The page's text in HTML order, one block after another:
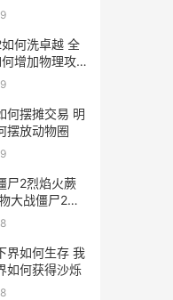
何洗卓越 全
增加物理攻
何摆摊交易 明
摆放动物圈
尸2烈焰火蕨
大战僵尸2中
界如何生存 我
如何获得沙烁